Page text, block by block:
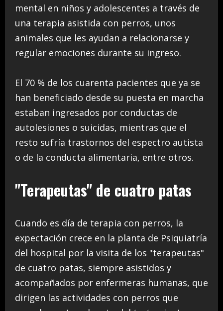
mental en niños y adolescentes a través de
una terapia asistida con perros, unos
animales que les ayudan a relacionarse y
regular emociones durante su ingreso.
El 70 % de los cuarenta pacientes que ya se
han beneficiado desde su puesta en marcha
estaban ingresados por conductas de
autolesiones o suicidas, mientras que el
resto sufría trastornos del espectro autista
o de la conducta alimentaria, entre otros.
"Terapeutas" de cuatro patas
Cuando es día de terapia con perros, la
expectación crece en la planta de Psiquiatría
del hospital por la visita de los "terapeutas"
de cuatro patas, siempre asistidos y
acompañados por enfermeras humanas, que
dirigen las actividades con perros que